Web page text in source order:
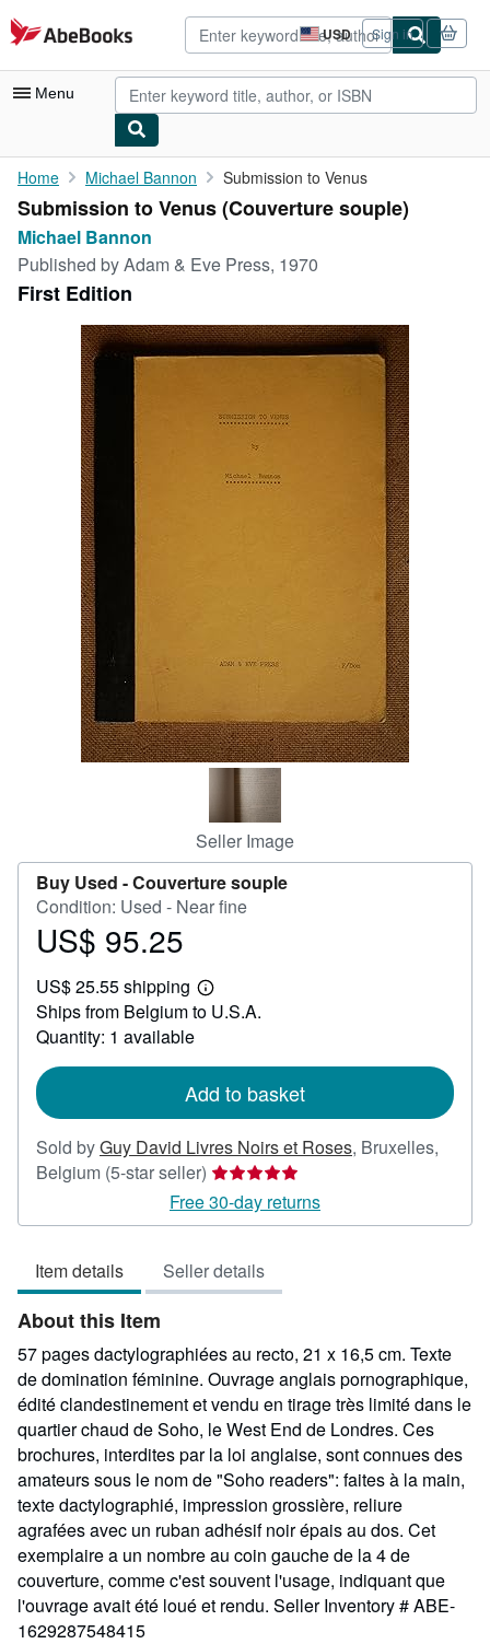
Skip to main content
AbeBooks.com USD
Site
shopping
preferences
Sign in
Menu
My Account
My Purchases
Browse Collections
Rare Books
Art & Collectibles
Textbooks
Start Selling
Home Michael Bannon Submission to Venus
Submission to Venus (Couverture souple)
Michael Bannon
Published byAdam & Eve Press, 1970
First Edition
Seller Image
Buy Used -Couverture souple
Condition: Used - Near fine
Price
95.25
US$ 95.25
US$ 25.55 shipping
Learn
more
Ships from Belgium to U.S.A.
Quantity: 1 available
Add to basket
Sold byGuy David Livres Noirs et Roses, Bruxelles,
Belgium (5-star seller) Seller
rating
5
of
5
Free 30-day returns
Item details Seller details
About this Item
57 pages dactylographiées au recto, 21 x 16,5 cm. Texte
de domination féminine. Ouvrage anglais pornographique,
édité clandestinement et vendu en tirage très limité dans le
quartier chaud de Soho, le West End de Londres. Ces
brochures, interdites par la loi anglaise, sont connues des
amateurs sous le nom de "Soho readers": faites à la main,
texte dactylographié, impression grossière, reliure
agrafées avec un ruban adhésif noir épais au dos. Cet
exemplaire a un nombre au coin gauche de la 4 de
couverture, comme c'est souvent l'usage, indiquant que
l'ouvrage avait été loué et rendu. Seller Inventory # ABE-
1629287548415